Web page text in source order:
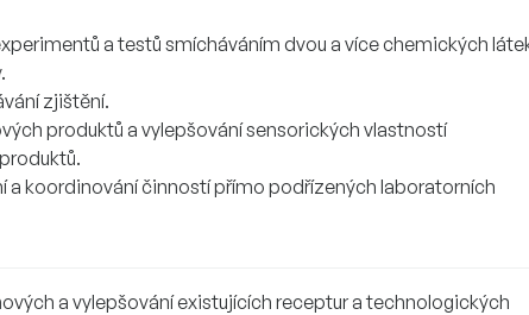
a testů smícháváním dvou a více chemických
zjištění.
produktů a vylepšování sensorických vlastností
a koordinování činností přímo podřízených laboratorních
a vylepšování existujících receptur a technologických